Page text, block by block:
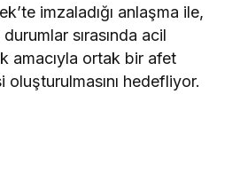
imzaladığı anlaşma ile,
sırasında acil
amacıyla ortak bir afet
hedefliyor.